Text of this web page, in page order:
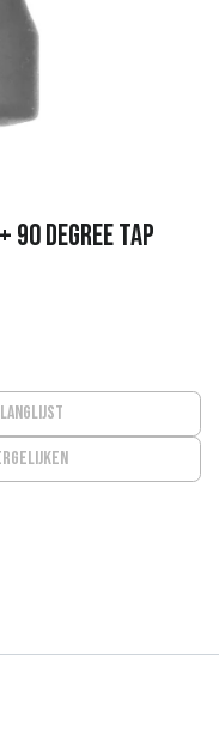
DEGREE TAP